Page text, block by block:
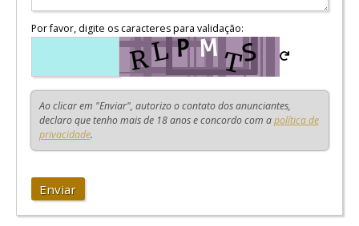
Por favor, digite os caracteres para validação:
Ao clicar em "Enviar", autorizo o contato dos anunciantes,
declaro que tenho mais de 18 anos e concordo com apolítica de
privacidade.
Enviar